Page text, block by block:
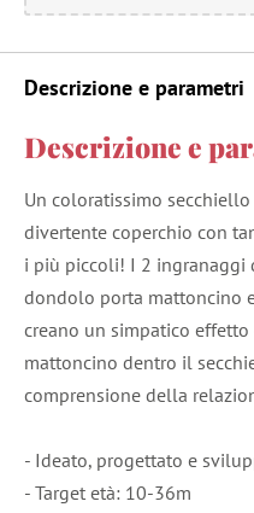
Descrizione e parametri
Descrizione e
Un coloratissimo
divertente coperchio con
i più piccoli! I 2 ingranaggi
dondolo porta mattoncino
creano un simpatico
mattoncino dentro il
comprensione della
- Ideato, progettato e
- Target età: 10-36m